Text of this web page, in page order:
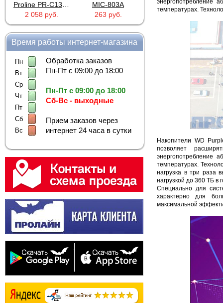
Proline PR-C1335
2 058 руб.
MIC-803A
263 руб.
4PIN(п)/2RCA(м)+DJK-11(п)
386 руб.
Время работы интернет-магазина
Пн
Вт
Ср
Чт
Пт
Сб
Вс
Обработка заказов
Пн-Пт с 09:00 до 18:00
Пн-Пт с 09:00 до 18:00
Сб-Вс - выходные
Прием заказов через
интернет 24 часа в сутки
энергопотребление
температурах.
Накопители WD
позволяет
энергопотребление
температурах.
нагрузка в три раза
нагрузкой до 360 ТБ в
Специально для
характерно для
максимальной